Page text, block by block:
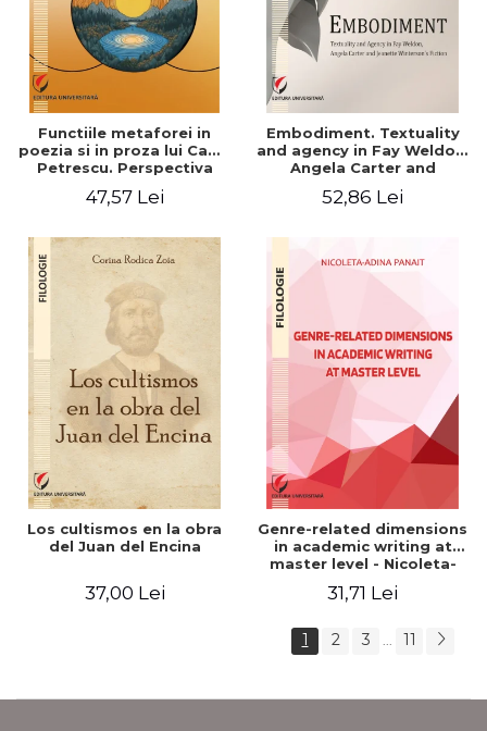
Functiile metaforei in
poezia si in proza lui Camil
Petrescu. Perspectiva
47,57 Lei
Embodiment. Textuality
and agency in Fay Weldon,
Angela Carter and
fiction
52,86 Lei
Los cultismos en la obra
del Juan del Encina
37,00 Lei
Genre-related dimensions
in academic writing at
master level - Nicoleta-
31,71 Lei
1 2 3 ... 11